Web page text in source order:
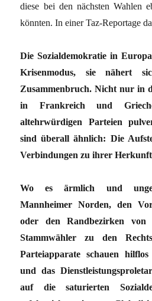
diese bei den nächsten Wahlen
könnten. In einer Taz-Reportage
Die Sozialdemokratie in
Krisenmodus, sie nähert
Zusammenbruch. Nicht nur in
in Frankreich und
altehrwürdigen Parteien
sind überall ähnlich: Die
Verbindungen zu ihrer
Wo es ärmlich und
Mannheimer Norden, den
oder den Randbezirken von
Stammwähler zu den
Parteiapparate schauen
und das
auf die saturierten